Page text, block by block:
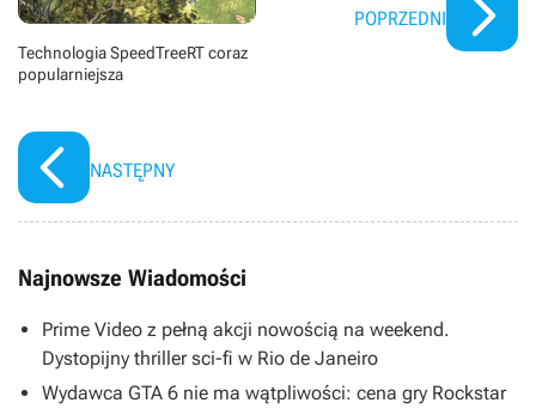
Technologia SpeedTreeRT coraz
popularniejsza
NASTĘPNY
POPRZEDNI
Najnowsze Wiadomości
Prime Video z pełną akcji nowością na weekend.
Dystopijny thriller sci-fi w Rio de Janeiro
Wydawca GTA 6 nie ma wątpliwości: cena gry Rockstar